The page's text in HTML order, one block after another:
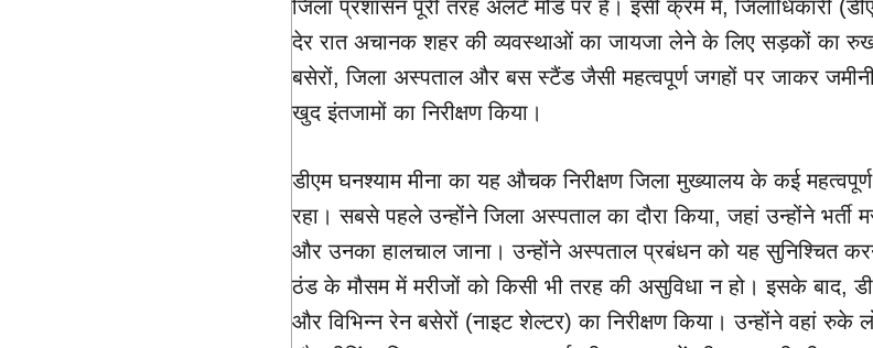
जिला प्रशासन पूरी तरह अलर्ट मोड पर है। इसी क्रम में, जिलाधिकारी
देर रात अचानक शहर की व्यवस्थाओं का जायजा लेने के लिए सड़कों का
बसेरों, जिला अस्पताल और बस स्टैंड जैसी महत्वपूर्ण जगहों पर जाकर
खुद इंतजामों का निरीक्षण किया।
डीएम घनश्याम मीना का यह औचक निरीक्षण जिला मुख्यालय के कई
रहा। सबसे पहले उन्होंने जिला अस्पताल का दौरा किया, जहां उन्होंने भर्ती
और उनका हालचाल जाना। उन्होंने अस्पताल प्रबंधन को यह सुनिश्चित
ठंड के मौसम में मरीजों को किसी भी तरह की असुविधा न हो। इसके बाद,
और विभिन्न रेन बसेरों (नाइट शेल्टर) का निरीक्षण किया। उन्होंने वहां रुके